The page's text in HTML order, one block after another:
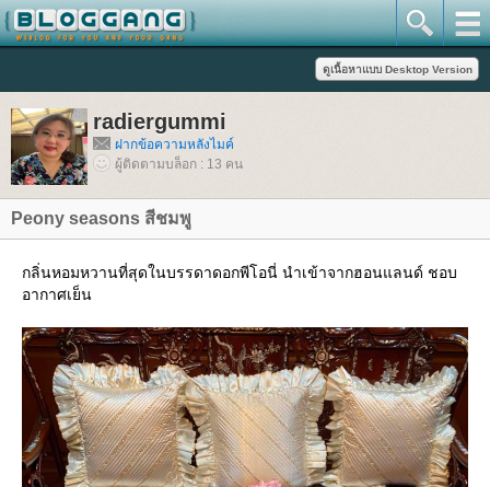
radiergummi
ฝากข้อความหลังไมค์
ผู้ติดตามบล็อก : 13 คน
Peony seasons สีชมพู
กลิ่นหอมหวานที่สุดในบรรดาดอกพีโอนี่ นำเข้าจากฮอนแลนด์ ชอบ
อากาศเย็น